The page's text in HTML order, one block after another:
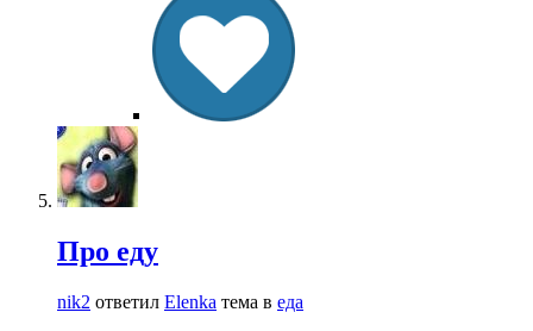
Про еду
nik2 ответил Elenka тема в еда